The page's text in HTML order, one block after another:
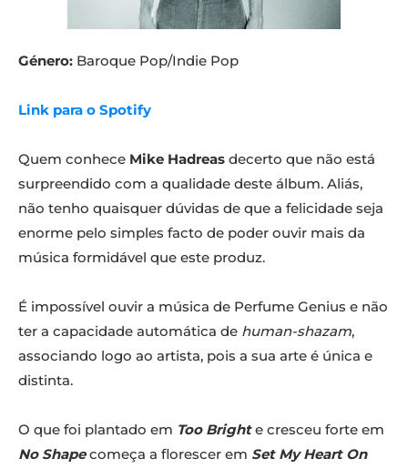
Género: Baroque Pop/Indie Pop
Link para o Spotify
Quem conhece Mike Hadreas decerto que não está
surpreendido com a qualidade deste álbum. Aliás,
não tenho quaisquer dúvidas de que a felicidade seja
enorme pelo simples facto de poder ouvir mais da
música formidável que este produz.
É impossível ouvir a música de Perfume Genius e não
ter a capacidade automática de human-shazam,
associando logo ao artista, pois a sua arte é única e
distinta.
O que foi plantado em Too Brighte cresceu forte em
No Shapecomeça a florescer em Set My Heart On